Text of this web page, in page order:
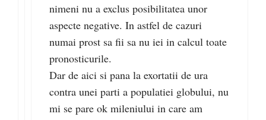
nimeni nu a exclus posibilitatea unor
aspecte negative. In astfel de cazuri
numai prost sa fii sa nu iei in calcul toate
pronosticurile.
Dar de aici si pana la exortatii de ura
contra unei parti a populatiei globului, nu
mi se pare ok mileniului in care am